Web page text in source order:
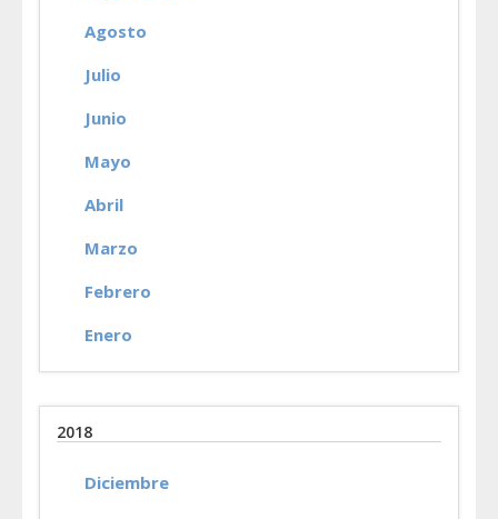
Agosto
Julio
Junio
Mayo
Abril
Marzo
Febrero
Enero
2018
Diciembre